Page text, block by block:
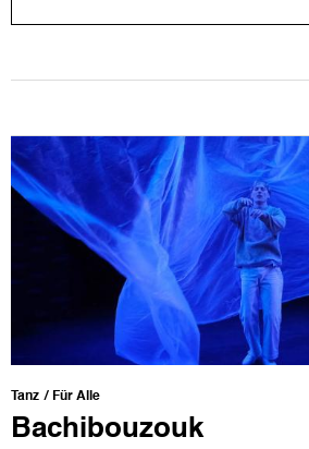
Tanz Für Alle
Bachibouzouk